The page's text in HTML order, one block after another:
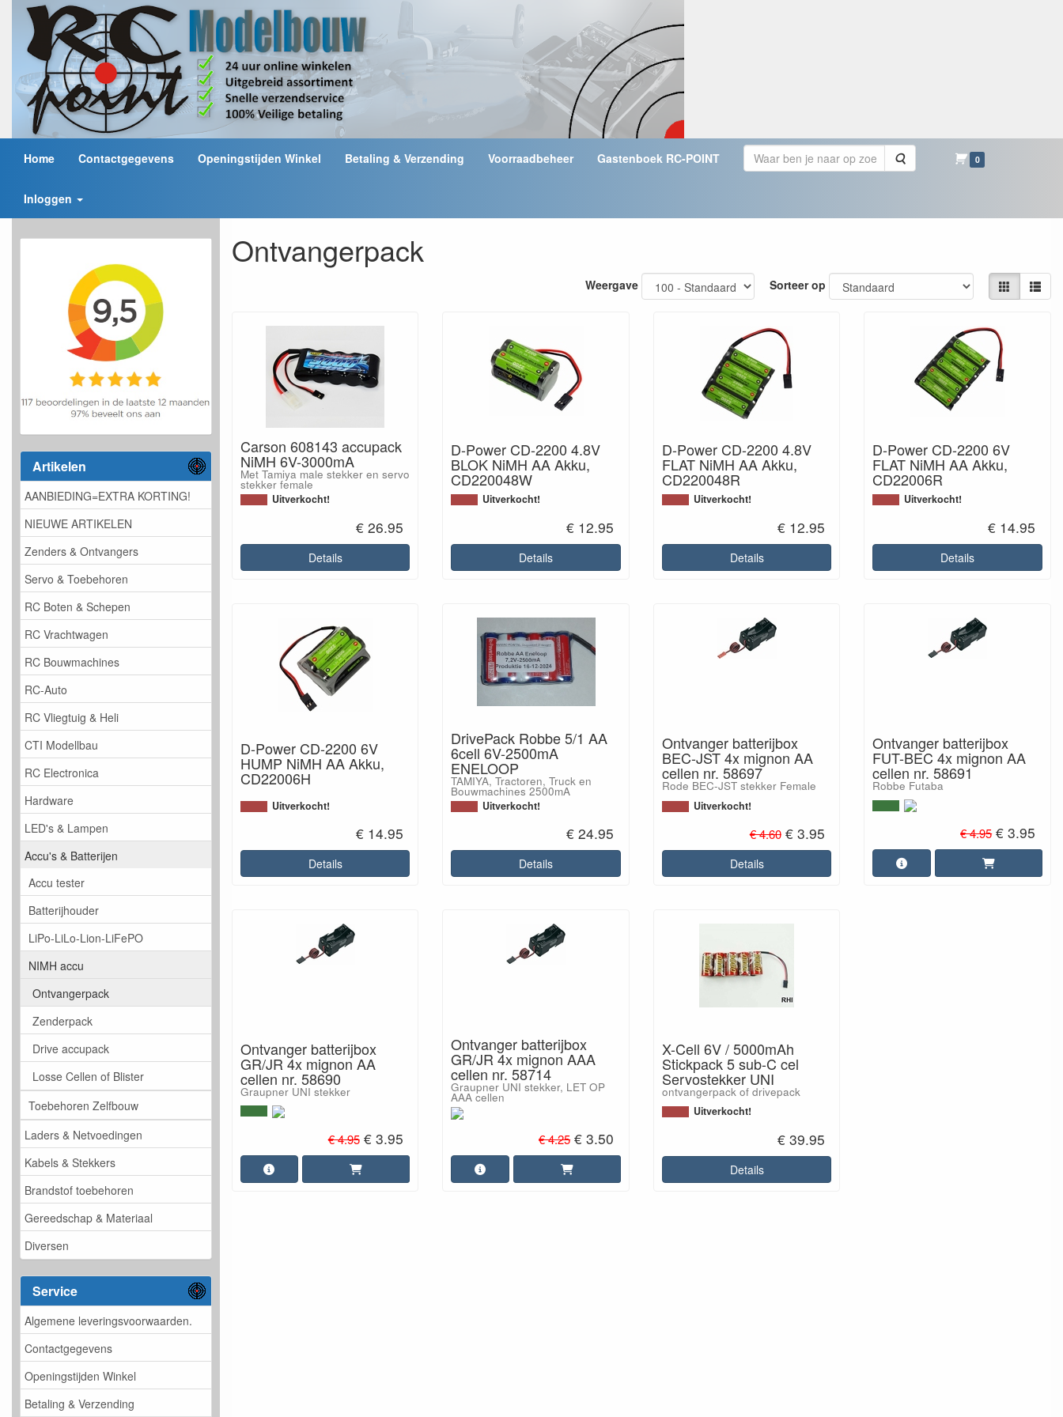
Home Contactgegevens Openingstijden Winkel Betaling & Verzending Voorraadbeheer Gastenboek RC-POINT Zoeken 0
Inloggen
Artikelen
AANBIEDING=EXTRA KORTING!
NIEUWE ARTIKELEN
Zenders & Ontvangers
Servo & Toebehoren
RC Boten & Schepen
RC Vrachtwagen
RC Bouwmachines
RC-Auto
RC Vliegtuig & Heli
CTI Modellbau
RC Electronica
Hardware
LED's & Lampen
Accu's & Batterijen
Accu tester
Batterijhouder
LiPo-LiLo-Lion-LiFePO
NIMH accu
Ontvangerpack
Zenderpack
Drive accupack
Losse Cellen of Blister
Toebehoren Zelfbouw
Laders & Netvoedingen
Kabels & Stekkers
Brandstof toebehoren
Gereedschap & Materiaal
Diversen
Service
Algemene leveringsvoorwaarden.
Contactgegevens
Openingstijden Winkel
Betaling & Verzending
Ontvangerpack
Weergave Sorteer op
Carson 608143 accupack
NiMH 6V-3000mA
Met Tamiya male stekker en servo
stekker female
Uitverkocht!
€ 26.95
Details
D-Power CD-2200 4.8V
BLOK NiMH AA Akku,
CD220048W
Uitverkocht!
€ 12.95
Details
D-Power CD-2200 4.8V
FLAT NiMH AA Akku,
CD220048R
Uitverkocht!
€ 12.95
Details
D-Power CD-2200 6V
FLAT NiMH AA Akku,
CD22006R
Uitverkocht!
€ 14.95
Details
D-Power CD-2200 6V
HUMP NiMH AA Akku,
CD22006H
Uitverkocht!
€ 14.95
Details
DrivePack Robbe 5/1 AA
6cell 6V-2500mA
ENELOOP
TAMIYA, Tractoren, Truck en
Bouwmachines 2500mA
Uitverkocht!
€ 24.95
Details
Ontvanger batterijbox
BEC-JST 4x mignon AA
cellen nr. 58697
Rode BEC-JST stekker Female
Uitverkocht!
€ 4.60 € 3.95
Details
Ontvanger batterijbox
FUT-BEC 4x mignon AA
cellen nr. 58691
Robbe Futaba
€ 4.95 € 3.95
Ontvanger batterijbox
GR/JR 4x mignon AA
cellen nr. 58690
Graupner UNI stekker
€ 4.95 € 3.95
Ontvanger batterijbox
GR/JR 4x mignon AAA
cellen nr. 58714
Graupner UNI stekker, LET OP
AAA cellen
€ 4.25 € 3.50
X-Cell 6V / 5000mAh
Stickpack 5 sub-C cel
Servostekker UNI
ontvangerpack of drivepack
Uitverkocht!
€ 39.95
Details